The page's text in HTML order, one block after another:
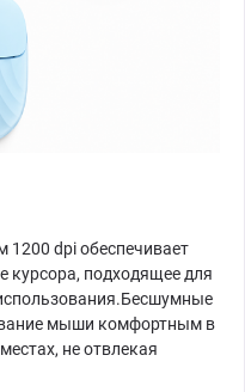
1200 dpi обеспечивает
курсора, подходящее для
мыши комфортным в
не отвлекая